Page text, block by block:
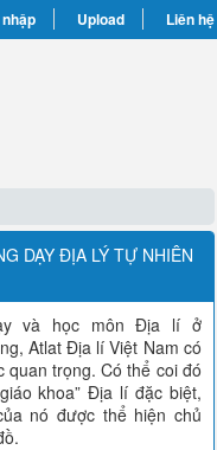
Upload Liên hệ
DẠY ĐỊA LÝ TỰ NHIÊN
và học môn Địa lí ở
Atlat Địa lí Việt Nam có
quan trọng. Có thể coi đó
khoa” Địa lí đặc biệt,
nó được thể hiện chủ